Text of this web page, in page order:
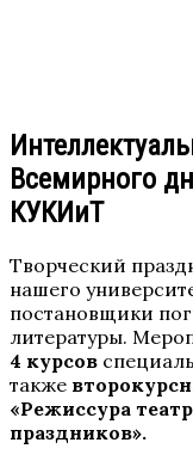
Всемирного
КУКИиТ
Творческий
нашего
постановщики
литературы.
4 курсов
также
«Режиссура
праздников».